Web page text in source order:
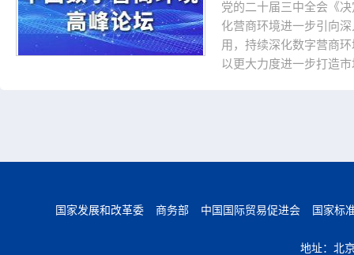
党的二十届三中全会《
化营商环境进一步引向
用，持续深化数字营商
以更大力度进一步打造
国家发展和改革委 商务部 中国国际贸易促进会 国家标
地址：北